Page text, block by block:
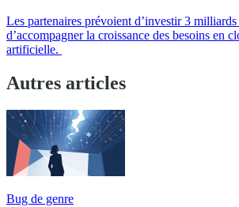
Les partenaires prévoient d’investir 3 milliards
d’accompagner la croissance des besoins en
artificielle.
Autres articles
Bug de genre